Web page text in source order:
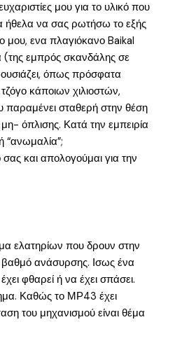
μου για το υλικό που
ήθελα να σας ρωτήσω το εξής
μου, ενα πλαγιόκανο Baikal
εμπρός σκανδάλης σε
όπως πρόσφατα
κάποιων χιλιοστών,
παραμένει σταθερή στην θέση
όπλισης. Κατά την εμπειρία
“ανωμαλία”;
και απολογούμαι για την
ελατηρίων που δρουν στην
βαθμό ανάσυρσης. Ισως ένα
φθαρεί ή να έχει σπάσει.
Καθώς το ΜΡ43 έχει
του μηχανισμού είναι θέμα